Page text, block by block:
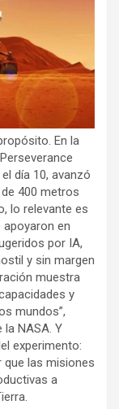
En la
día 10, avanzó
400 metros
lo relevante es
en
por IA,
y sin margen
muestra
y
mundos”,
NASA. Y
experimento:
las misiones
a